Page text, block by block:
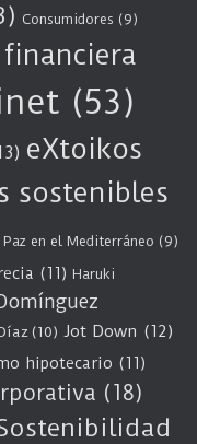
Consumidores (9)
(53)
eXtoikos
sostenibles
en el Mediterráneo (9)
(11) Haruki
(10) Jot Down (12)
hipotecario (11)
(18)